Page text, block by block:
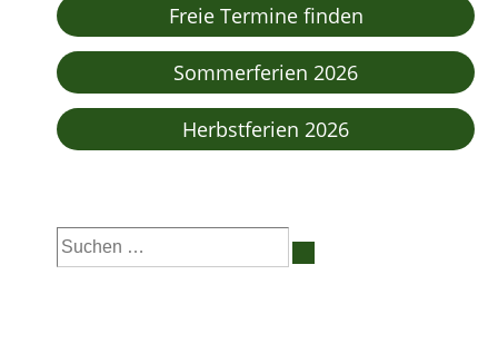
Freie Termine finden
Sommerferien 2026
Herbstferien 2026
Suchen
nach: